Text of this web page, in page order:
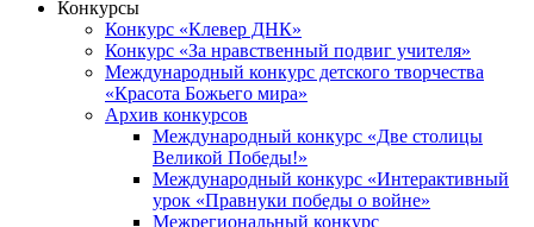
Конкурсы
Конкурс «Клевер ДНК»
Конкурс «За нравственный подвиг учителя»
Международный конкурс детского творчества
«Красота Божьего мира»
Архив конкурсов
Международный конкурс «Две столицы
Великой Победы!»
Международный конкурс «Интерактивный
урок «Правнуки победы о войне»
Межрегиональный конкурс